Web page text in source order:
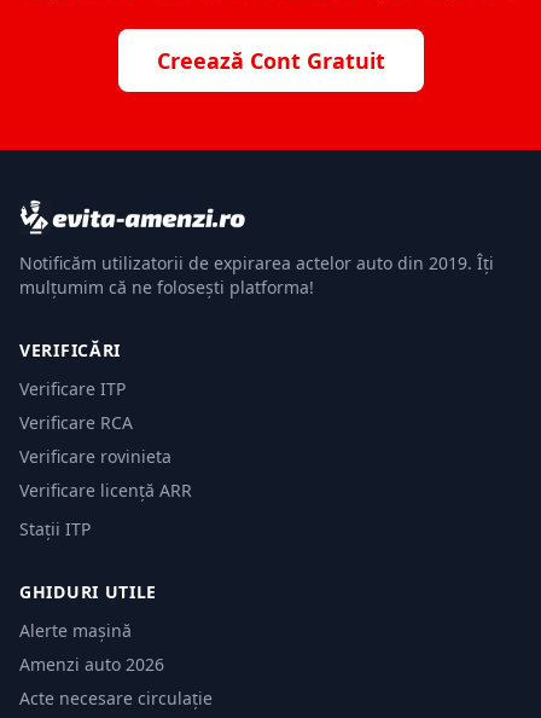
Creează Cont Gratuit
Notificăm utilizatorii de expirarea actelor auto din 2019. Îți
mulțumim că ne folosești platforma!
VERIFICĂRI
Verificare ITP
Verificare RCA
Verificare rovinieta
Verificare licență ARR
Stații ITP
GHIDURI UTILE
Alerte mașină
Amenzi auto 2026
Acte necesare circulație